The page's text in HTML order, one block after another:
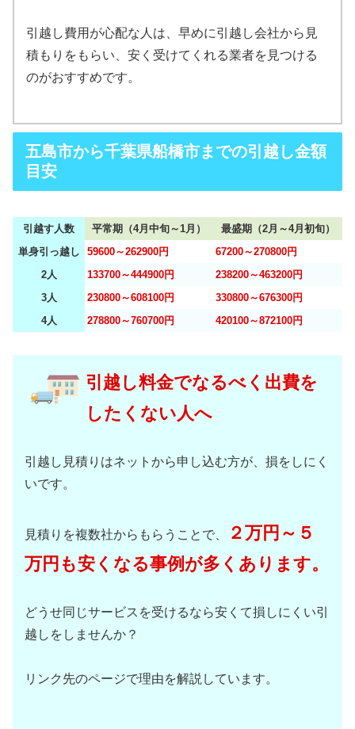
引越し費用が心配な人は、早めに引越し会社から見
積もりをもらい、安く受けてくれる業者を見つける
のがおすすめです。
五島市から千葉県船橋市までの引越し金額
目安
引越す人数 平常期（4月中旬～1月）
最盛期（2月～4月初旬）
単身引っ越し
59600～262900円
67200～270800円
2人
133700～444900円
238200～463200円
3人
230800～608100円
330800～676300円
4人
278800～760700円 420100～872100円
引越し料金でなるべく出費を
したくない人へ
引越し見積りはネットから申し込む方が、損をしにく
いです。
見積りを複数社からもらうことで、
２万円～５
万円も安くなる事例が多くあります。
どうせ同じサービスを受けるなら安くて損しにくい引
越しをしませんか？
リンク先のページで理由を解説しています。